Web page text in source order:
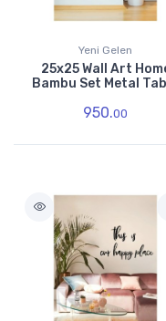
Yeni Gelen
25x25 Wall Art
Bambu Set Metal
950.00